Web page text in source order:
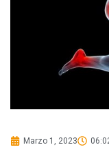
Marzo 1, 2023